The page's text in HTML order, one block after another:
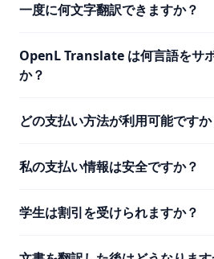
一度に何文字翻訳できますか？
OpenL Translate は何言語をサ
か？
どの支払い方法が利用可能ですか
私の支払い情報は安全ですか？
学生は割引を受けられますか？